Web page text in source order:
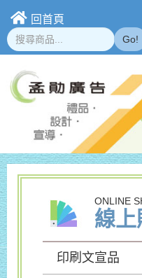
回首頁
Go!
ONLINE
線上
印刷文宣品